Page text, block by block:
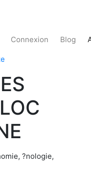
Connexion Blog
?nologie,